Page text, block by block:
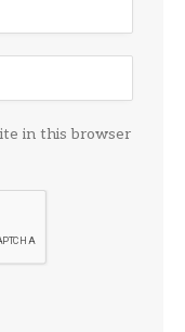
in this browser